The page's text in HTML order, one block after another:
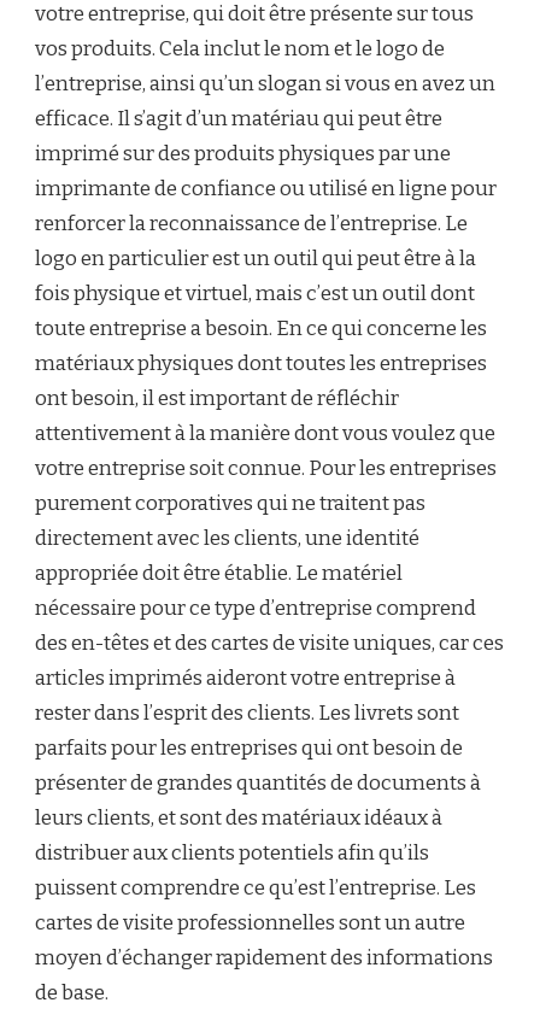
votre entreprise, qui doit être présente sur tous
vos produits. Cela inclut le nom et le logo de
l’entreprise, ainsi qu’un slogan si vous en avez un
efficace. Il s’agit d’un matériau qui peut être
imprimé sur des produits physiques par une
imprimante de confiance ou utilisé en ligne pour
renforcer la reconnaissance de l’entreprise. Le
logo en particulier est un outil qui peut être à la
fois physique et virtuel, mais c’est un outil dont
toute entreprise a besoin. En ce qui concerne les
matériaux physiques dont toutes les entreprises
ont besoin, il est important de réfléchir
attentivement à la manière dont vous voulez que
votre entreprise soit connue. Pour les entreprises
purement corporatives qui ne traitent pas
directement avec les clients, une identité
appropriée doit être établie. Le matériel
nécessaire pour ce type d’entreprise comprend
des en-têtes et des cartes de visite uniques, car ces
articles imprimés aideront votre entreprise à
rester dans l’esprit des clients. Les livrets sont
parfaits pour les entreprises qui ont besoin de
présenter de grandes quantités de documents à
leurs clients, et sont des matériaux idéaux à
distribuer aux clients potentiels afin qu’ils
puissent comprendre ce qu’est l’entreprise. Les
cartes de visite professionnelles sont un autre
moyen d’échanger rapidement des informations
de base.